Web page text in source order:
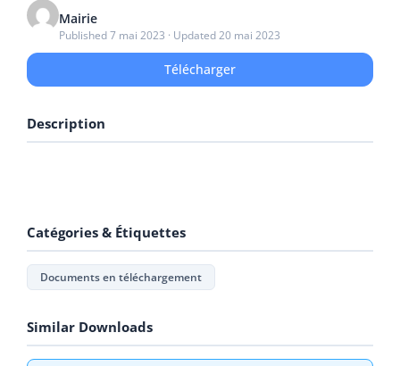
Mairie
Published 7 mai 2023 · Updated 20 mai 2023
Télécharger
Description
Catégories & Étiquettes
Documents en téléchargement
Similar Downloads